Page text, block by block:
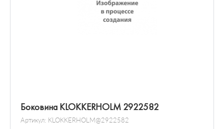
Боковина KLOKKERHOLM 2922582
Артикул: KLOKKERHOLM@2922582